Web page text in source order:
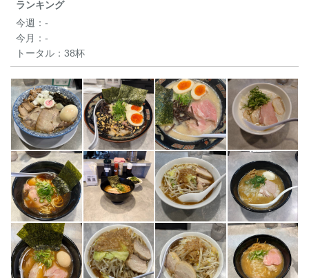
ランキング
今週： -
今月： -
トータル： 38杯